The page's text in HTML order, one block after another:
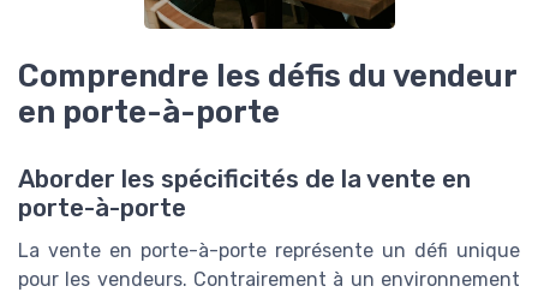
Comprendre les défis du vendeur
en porte-à-porte
Aborder les spécificités de la vente en
porte-à-porte
La vente en porte-à-porte représente un défi unique
pour les vendeurs. Contrairement à un environnement